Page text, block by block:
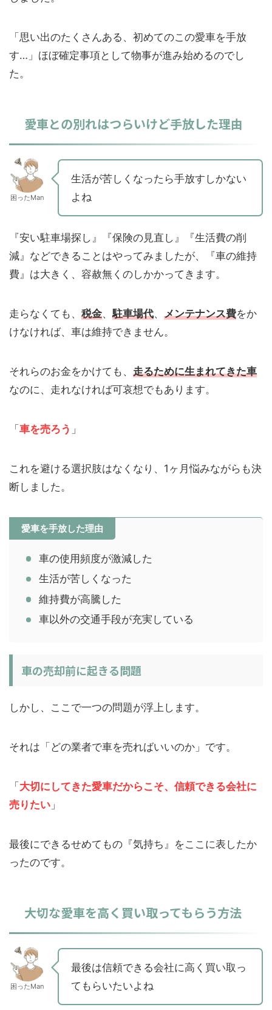
「思い出のたくさんある、初めてのこの愛車を手放
す…」ほぼ確定事項として物事が進み始めるのでし
た。
愛車との別れはつらいけど手放した理由
困ったMan
生活が苦しくなったら手放すしかない
よね
『安い駐車場探し』『保険の見直し』『生活費の削
減』などできることはやってみましたが、『車の維持
費』は大きく、容赦無くのしかかってきます。
走らなくても、 税金、駐車場代、 メンテナンス費をか
けなければ、車は維持できません。
それらのお金をかけても、 走るために生まれてきた車
なのに、走れなければ可哀想でもあります。
「車を売ろう 」
これを避ける選択肢はなくなり、1ヶ月悩みながらも決
断しました。
愛車を手放した理由
車の使用頻度が激減した
生活が苦しくなった
維持費が高騰した
車以外の交通手段が充実している
車の売却前に起きる問題
しかし、ここで一つの問題が浮上します。
それは「どの業者で車を売ればいいのか」です。
「大切にしてきた愛車だからこそ、信頼できる会社に
売りたい 」
最後にできるせめてもの『気持ち』をここに表したか
ったのです。
大切な愛車を高く買い取ってもらう方法
困ったMan
最後は信頼できる会社に高く買い取っ
てもらいたいよね